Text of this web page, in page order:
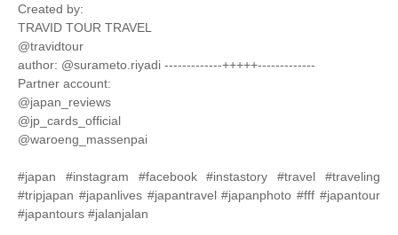
Created by:
TRAVID TOUR TRAVEL
@travidtour
author: @surameto.riyadi -------------+++++-------------
Partner account:
@japan_reviews
@jp_cards_official
@waroeng_massenpai
#japan #instagram #facebook #instastory #travel #traveling
#tripjapan #japanlives #japantravel #japanphoto #fff #japantour
#japantours #jalanjalan